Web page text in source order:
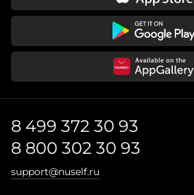
8 499 372 30 93
8 800 302 30 93
support@nuself.ru